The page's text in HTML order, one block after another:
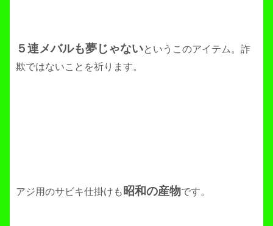
５連メバルも夢じゃないというこのアイテム。詐
欺ではないことを祈ります。
アジ用のサビキ仕掛けも昭和の産物です。